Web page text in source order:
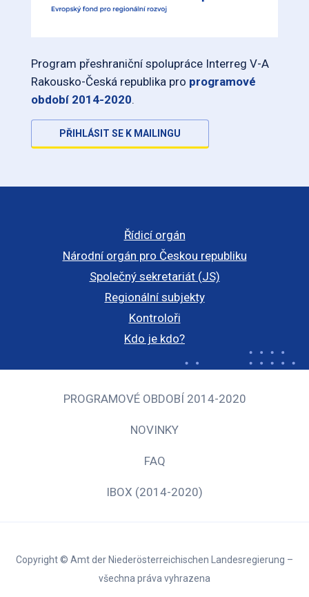
Program přeshraniční spolupráce Interreg V-A
Rakousko-Česká republika pro programové
období 2014-2020.
PŘIHLÁSIT SE K MAILINGU
Řídicí orgán
Národní orgán pro Českou republiku
Společný sekretariát (JS)
Regionální subjekty
Kontroloři
Kdo je kdo?
PROGRAMOVÉ OBDOBÍ 2014-2020
NOVINKY
FAQ
IBOX (2014-2020)
Copyright © Amt der Niederösterreichischen Landesregierung –
všechna práva vyhrazena